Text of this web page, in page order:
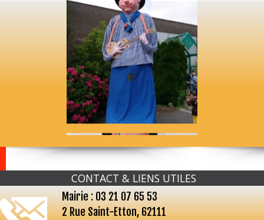
CONTACT & LIENS UTILES
Mairie : 03 21 07 65 53
2 Rue Saint-Etton, 62111